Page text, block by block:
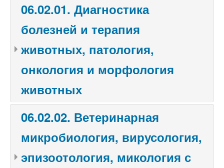
06.02.01. Диагностика
болезней и терапия
животных, патология,
онкология и морфология
животных
06.02.02. Ветеринарная
микробиология, вирусология,
эпизоотология, микология с